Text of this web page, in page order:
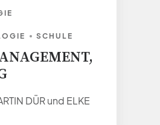
SCHULE
DÜR und ELKE